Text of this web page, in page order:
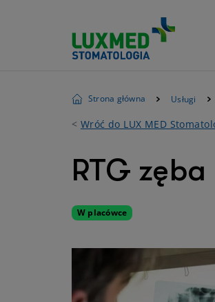
Strona główna Usługi
< Wróć do LUX MED
RTG zęba
W placówce